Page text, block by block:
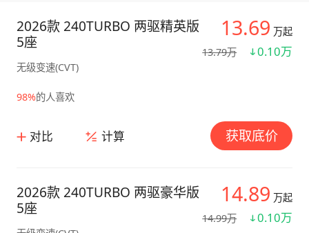
13.69 万起
13.79万
0.10万
2026款 240TURBO 两驱精英版
5座
无级变速(CVT)
98%的人喜欢
对比 计算 获取底价
14.89 万起
14.99万
0.10万
2026款 240TURBO 两驱豪华版
5座